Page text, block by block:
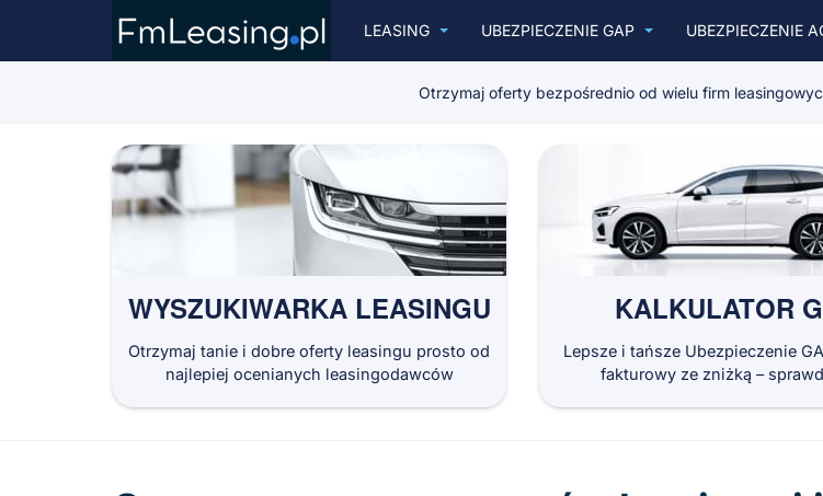
LEASING UBEZPIECZENIE GAP UBEZPIECZENIE
Otrzymaj oferty bezpośrednio od wielu firm
WYSZUKIWARKA LEASINGU
Otrzymaj tanie i dobre oferty leasingu prosto od
najlepiej ocenianych leasingodawców
KALKULATOR
Lepsze i tańsze Ubezpieczenie
fakturowy ze zniżką –